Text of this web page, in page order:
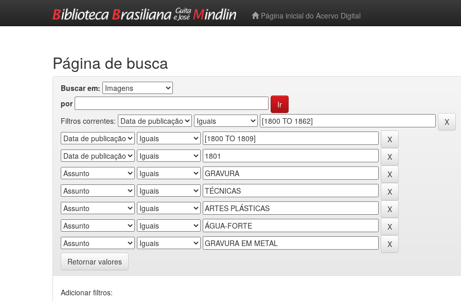
Página inicial do Acervo Digital
Página de busca
Buscar em:
por
Filtros correntes:
Retornar valores
Adicionar filtros: